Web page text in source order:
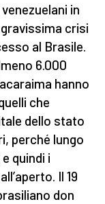
in
crisi
al Brasile.
6.000
hanno
che
dello stato
perché lungo
quindi i
Il 19
don